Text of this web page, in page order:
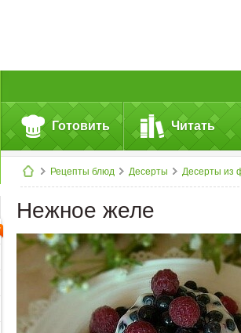
Готовить Читать
Рецепты блюд Десерты Десерты из
Нежное желе